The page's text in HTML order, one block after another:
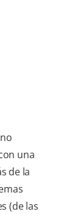
una
de la
(de las